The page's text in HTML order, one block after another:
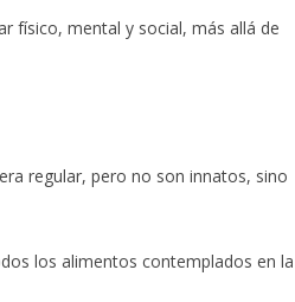
físico, mental y social, más allá de
regular, pero no son innatos, sino
los alimentos contemplados en la